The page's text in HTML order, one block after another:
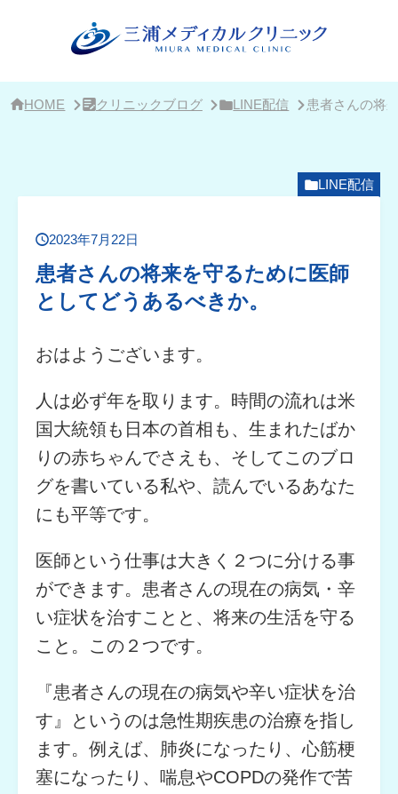
HOME クリニックブログ LINE配信 患者さんの将
LINE配信
2023年7月22日
患者さんの将来を守るために医師
としてどうあるべきか。
おはようございます。
人は必ず年を取ります。時間の流れは米
国大統領も日本の首相も、生まれたばか
りの赤ちゃんでさえも、そしてこのブロ
グを書いている私や、読んでいるあなた
にも平等です。
医師という仕事は大きく２つに分ける事
ができます。患者さんの現在の病気・辛
い症状を治すことと、将来の生活を守る
こと。この２つです。
『患者さんの現在の病気や辛い症状を治
す』というのは急性期疾患の治療を指し
ます。例えば、肺炎になったり、心筋梗
塞になったり、喘息やCOPDの発作で苦